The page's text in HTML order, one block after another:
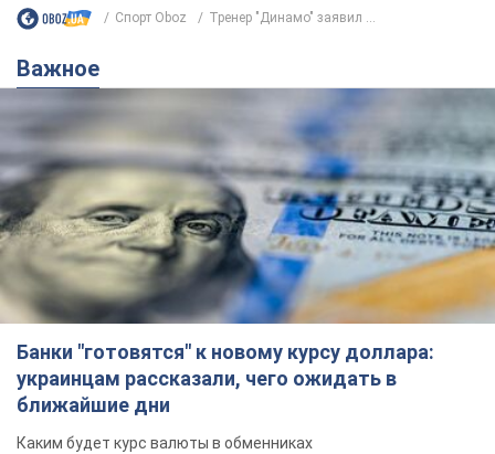
Спорт Oboz Тренер "Динамо" заявил ...
Важное
Банки "готовятся" к новому курсу доллара:
украинцам рассказали, чего ожидать в
ближайшие дни
Каким будет курс валюты в обменниках